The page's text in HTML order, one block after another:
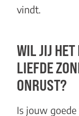
vindt.
WIL JIJ HET
LIEFDE
ONRUST?
Is jouw